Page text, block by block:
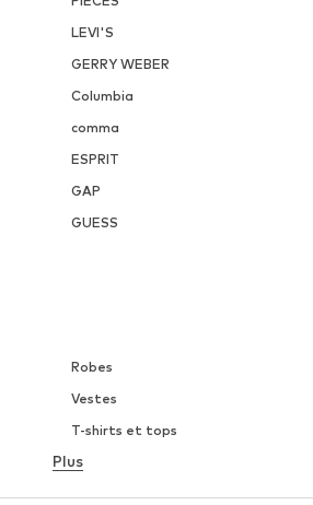
LEVI'S
GERRY WEBER
Columbia
comma
ESPRIT
GAP
GUESS
Robes
Vestes
T-shirts et tops
Lingerie
Blouses et tuniques
Plus